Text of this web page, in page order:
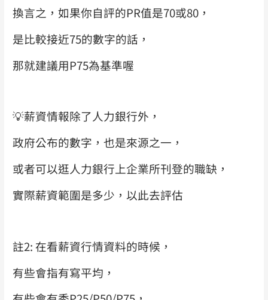
換言之，如果你自評的PR值是70或80，
是比較接近75的數字的話，
那就建議用P75為基準喔
💡薪資情報除了人力銀行外，
政府公布的數字，也是來源之一，
或者可以逛人力銀行上企業所刊登的職缺，
實際薪資範圍是多少，以此去評估
註2: 在看薪資行情資料的時候，
有些會指有寫平均，